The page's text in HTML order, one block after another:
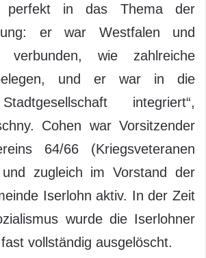
perfekt in das Thema der
er war Westfalen und
verbunden, wie zahlreiche
und er war in die
integriert“,
Cohen war Vorsitzender
64/66 (Kriegsveteranen
zugleich im Vorstand der
Iserlohn aktiv. In der Zeit
wurde die Iserlohner
vollständig ausgelöscht.